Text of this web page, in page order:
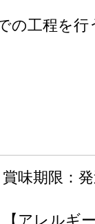
の工程を
賞味期限：
【アレルギー